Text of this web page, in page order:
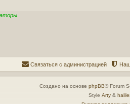
Связаться с администрацией
Создано на основе phpBB® Forum
Style Arty &